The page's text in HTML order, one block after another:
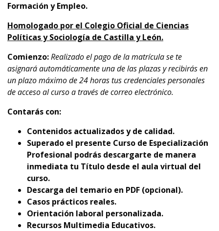
Formación y Empleo.
Homologado por el Colegio Oficial de Ciencias
Políticas y Sociología de Castilla y León.
Comienzo:Realizado el pago de la matrícula se te
asignará automáticamente una de las plazas y recibirás en
un plazo máximo de 24 horas tus credenciales personales
de acceso al curso a través de correo electrónico.
Contarás con:
Contenidos actualizados y de calidad.
Superado el presente Curso de Especialización
Profesional podrás descargarte de manera
inmediata tu Título desde el aula virtual del
curso.
Descarga del temario en PDF (opcional).
Casos prácticos reales.
Orientación laboral personalizada.
Recursos Multimedia Educativos.